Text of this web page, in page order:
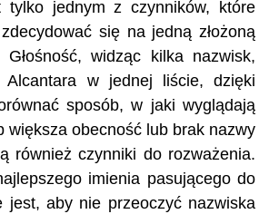
tylko jednym z czynników, które
się na jedną złożoną
widząc kilka nazwisk,
w jednej liście, dzięki
sposób, w jaki wyglądają
większa obecność lub brak nazwy
również czynniki do rozważenia.
imienia pasującego do
jest, aby nie przeoczyć nazwiska